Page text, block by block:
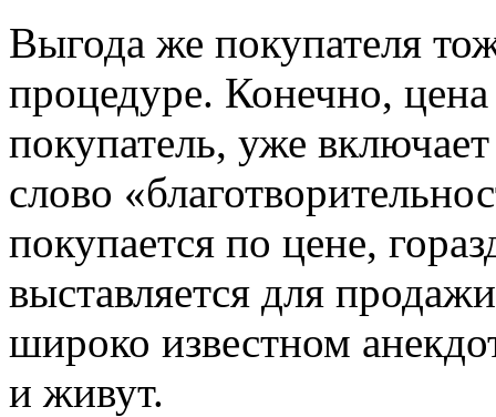
Выгода же покупателя
процедуре. Конечно,
покупатель, уже
слово
покупается по цене,
выставляется для
широко известном
и живут.